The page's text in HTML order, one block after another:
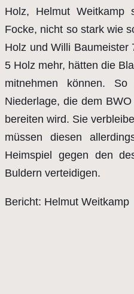
Holz, Helmut Weitkamp
Focke, nicht so stark wie
Holz und Willi Baumeister
5 Holz mehr, hätten die
mitnehmen können.
Niederlage, die dem
bereiten wird. Sie
müssen diesen
Heimspiel gegen den
Buldern verteidigen.
Bericht: Helmut Weitkamp